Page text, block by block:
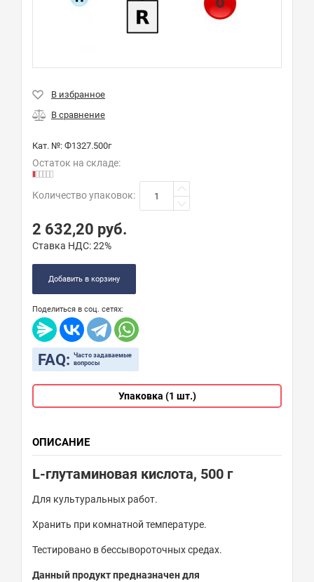
Кат. №: Ф1327.500г
Остаток на складе:
Количество упаковок:
2 632,20 руб.
Ставка НДС:22%
Добавить в корзину
Поделиться в соц. сетях:
FAQ: Часто задаваемые
вопросы
Упаковка (1 шт.)
ОПИСАНИЕ
L-глутаминовая кислота, 500 г
Для культуральных работ.
Хранить при комнатной температуре.
Тестировано в бессывороточных средах.
Данный продукт предназначен для